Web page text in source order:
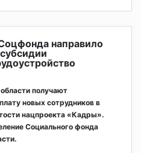
направило
получают
новых сотрудников в
нацпроекта «Кадры».
Социального фонда